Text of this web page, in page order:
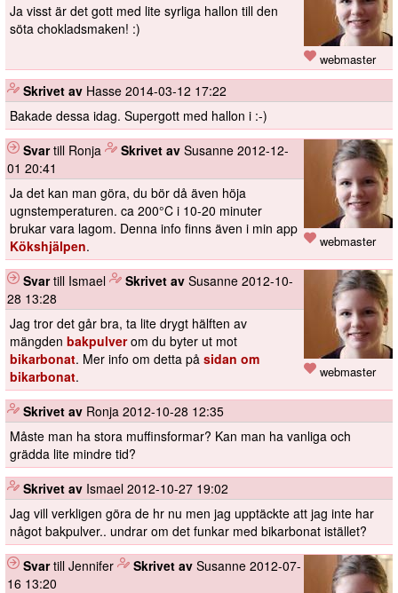
webmaster
Ja visst är det gott med lite syrliga hallon till den
söta chokladsmaken! :)
Skrivet av Hasse 2014-03-12 17:22
Bakade dessa idag. Supergott med hallon i :-)
webmaster
Svartill Ronja Skrivet av Susanne 2012-12-
01 20:41
Ja det kan man göra, du bör då även höja
ugnstemperaturen. ca 200°C i 10-20 minuter
brukar vara lagom. Denna info finns även i min app
Kökshjälpen.
webmaster
Svartill Ismael Skrivet av Susanne 2012-10-
28 13:28
Jag tror det går bra, ta lite drygt hälften av
mängden bakpulverom du byter ut mot
bikarbonat. Mer info om detta på sidan om
bikarbonat.
Skrivet av Ronja 2012-10-28 12:35
Måste man ha stora muffinsformar? Kan man ha vanliga och
grädda lite mindre tid?
Skrivet av Ismael 2012-10-27 19:02
Jag vill verkligen göra de hr nu men jag upptäckte att jag inte har
något bakpulver.. undrar om det funkar med bikarbonat istället?
Svartill Jennifer Skrivet av Susanne 2012-07-
16 13:20